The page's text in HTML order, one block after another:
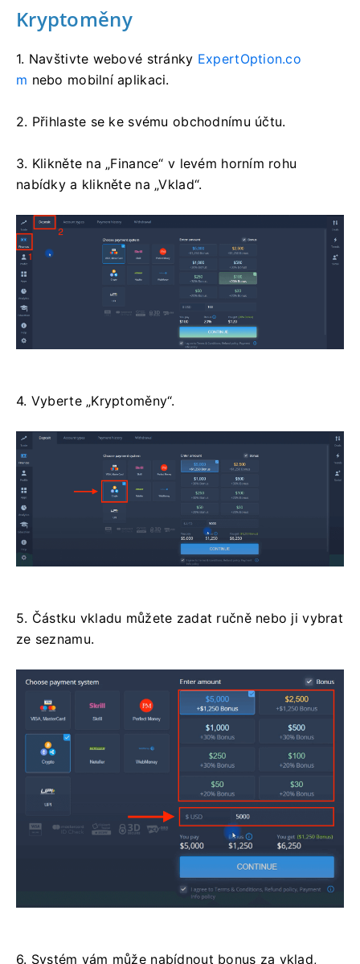
Kryptoměny
1. Navštivte webové stránky ExpertOption.co
m nebo mobilní aplikaci.
2. Přihlaste se ke svému obchodnímu účtu.
3. Klikněte na „Finance“ v levém horním rohu
nabídky a klikněte na „Vklad“.
4. Vyberte „Kryptoměny“.
5. Částku vkladu můžete zadat ručně nebo ji vybrat
ze seznamu.
6. Systém vám může nabídnout bonus za vklad,